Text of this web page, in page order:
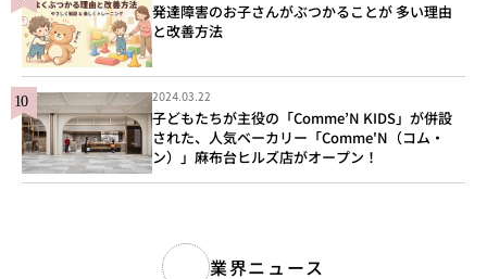
発達障害のお子さんがぶつかることが 多い理由
と改善方法
2024.03.22
子どもたちが主役の「Comme’N KIDS」が併設
された、人気ベーカリー「Comme'N（コム・
ン）」麻布台ヒルズ店がオープン！
業界ニュース